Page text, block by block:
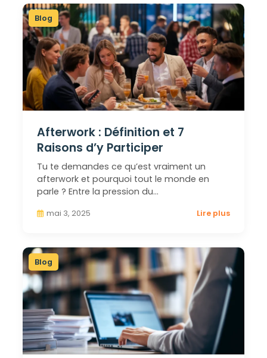
Blog
Afterwork : Définition et 7
Raisons d’y Participer
Tu te demandes ce qu’est vraiment un
afterwork et pourquoi tout le monde en
parle ? Entre la pression du…
mai 3, 2025 Lire plus
Blog